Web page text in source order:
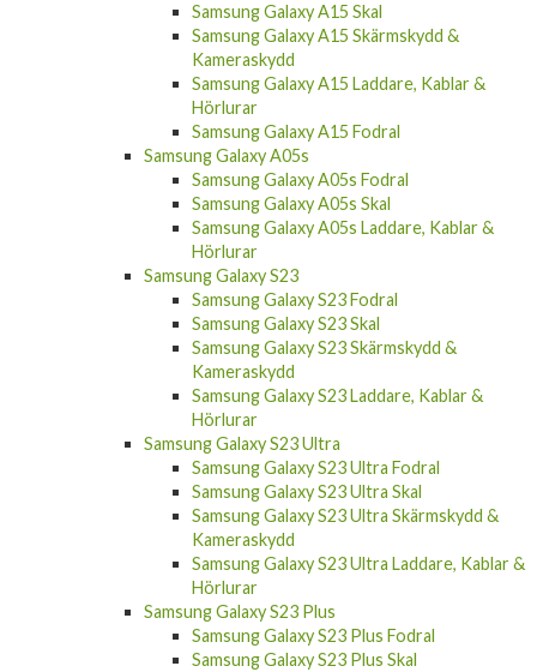
Samsung Galaxy A15 Skärmskydd &
Kameraskydd
Samsung Galaxy A15 Laddare, Kablar &
Hörlurar
Samsung Galaxy A15 Fodral
Samsung Galaxy A05s
Samsung Galaxy A05s Fodral
Samsung Galaxy A05s Skal
Samsung Galaxy A05s Laddare, Kablar &
Hörlurar
Samsung Galaxy S23
Samsung Galaxy S23 Fodral
Samsung Galaxy S23 Skal
Samsung Galaxy S23 Skärmskydd &
Kameraskydd
Samsung Galaxy S23 Laddare, Kablar &
Hörlurar
Samsung Galaxy S23 Ultra
Samsung Galaxy S23 Ultra Fodral
Samsung Galaxy S23 Ultra Skal
Samsung Galaxy S23 Ultra Skärmskydd &
Kameraskydd
Samsung Galaxy S23 Ultra Laddare, Kablar &
Hörlurar
Samsung Galaxy S23 Plus
Samsung Galaxy S23 Plus Fodral
Samsung Galaxy S23 Plus Skal
Samsung Galaxy S23 Plus Skärmskydd &